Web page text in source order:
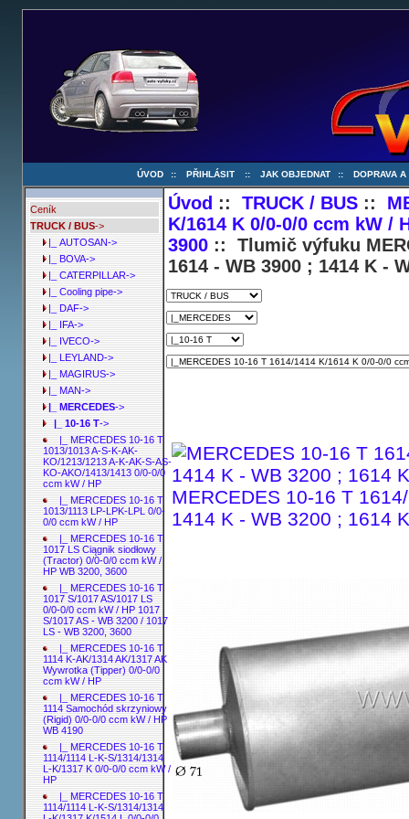
ÚVOD :: PŘIHLÁSIT :: JAK OBJEDNAT :: DOPRAVA A
Ceník
TRUCK / BUS->
|_ AUTOSAN->
|_ BOVA->
|_ CATERPILLAR->
|_ Cooling pipe->
|_ DAF->
|_ IFA->
|_ IVECO->
|_ LEYLAND->
|_ MAGIRUS->
|_ MAN->
|_ MERCEDES->
|_ 10-16 T->
|_ MERCEDES 10-16 T
1013/1013 A-S-K-AK-
KO/1213/1213 A-K-AK-S-AS-
KO-AKO/1413/1413 0/0-0/0
ccm kW / HP
|_ MERCEDES 10-16 T
1013/1113 LP-LPK-LPL 0/0-
0/0 ccm kW / HP
|_ MERCEDES 10-16 T
1017 LS Ciągnik siodłowy
(Tractor) 0/0-0/0 ccm kW /
HP WB 3200, 3600
|_ MERCEDES 10-16 T
1017 S/1017 AS/1017 LS
0/0-0/0 ccm kW / HP 1017
S/1017 AS - WB 3200 / 1017
LS - WB 3200, 3600
|_ MERCEDES 10-16 T
1114 K-AK/1314 AK/1317 AK
Wywrotka (Tipper) 0/0-0/0
ccm kW / HP
|_ MERCEDES 10-16 T
1114 Samochód skrzyniowy
(Rigid) 0/0-0/0 ccm kW / HP
WB 4190
|_ MERCEDES 10-16 T
1114/1114 L-K-S/1314/1314
L-K/1317 K 0/0-0/0 ccm kW /
HP
|_ MERCEDES 10-16 T
1114/1114 L-K-S/1314/1314
Úvod ::TRUCK / BUS ::
K/1614 K 0/0-0/0 ccm kW /
3900 :: Tlumič výfuku
1614 - WB 3900 ; 1414 K -
MERCEDES 10-16 T
1414 K - WB 3200 ; 1614